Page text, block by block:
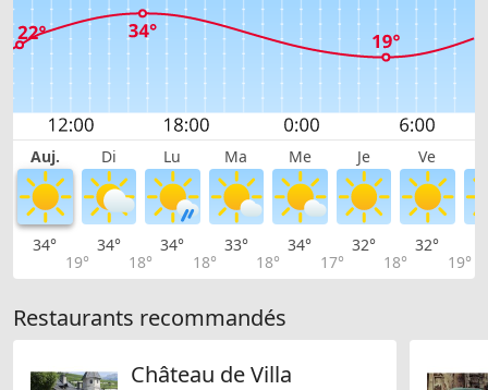
Auj. Di Lu Ma Me Je Ve
34°
19°
34°
18°
34°
18°
33°
18°
34°
17°
32°
18°
32°
19°
Restaurants recommandés
Château de Villa